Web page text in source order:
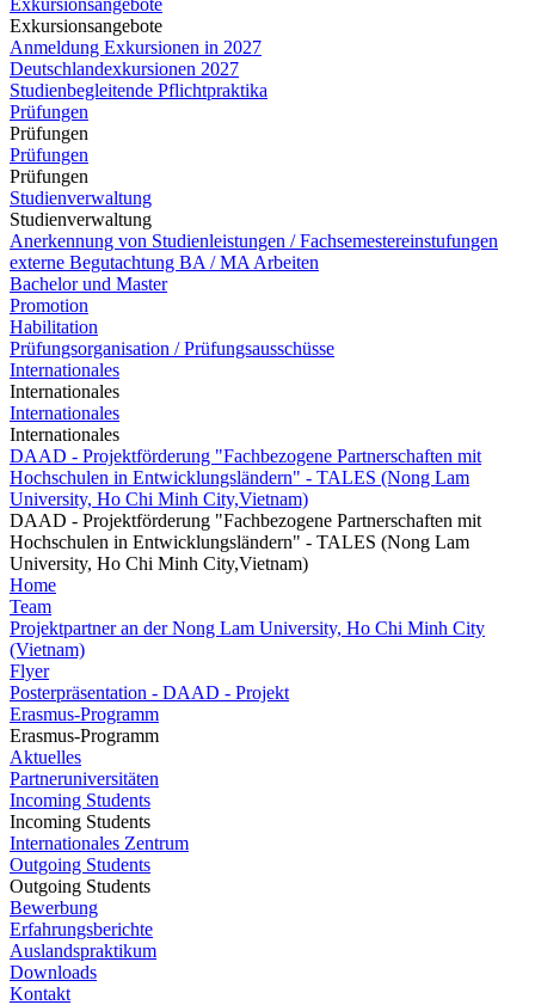
Exkursionsangebote
Exkursionsangebote
Anmeldung Exkursionen in 2027
Deutschlandexkursionen 2027
Studienbegleitende Pflichtpraktika
Prüfungen
Prüfungen
Prüfungen
Prüfungen
Studienverwaltung
Studienverwaltung
Anerkennung von Studienleistungen / Fachsemestereinstufungen
externe Begutachtung BA / MA Arbeiten
Bachelor und Master
Promotion
Habilitation
Prüfungsorganisation / Prüfungsausschüsse
Internationales
Internationales
Internationales
Internationales
DAAD - Projektförderung "Fachbezogene Partnerschaften mit
Hochschulen in Entwicklungsländern" - TALES (Nong Lam
University, Ho Chi Minh City,Vietnam)
DAAD - Projektförderung "Fachbezogene Partnerschaften mit
Hochschulen in Entwicklungsländern" - TALES (Nong Lam
University, Ho Chi Minh City,Vietnam)
Home
Team
Projektpartner an der Nong Lam University, Ho Chi Minh City
(Vietnam)
Flyer
Posterpräsentation - DAAD - Projekt
Erasmus-Programm
Erasmus-Programm
Aktuelles
Partneruniversitäten
Incoming Students
Incoming Students
Internationales Zentrum
Outgoing Students
Outgoing Students
Bewerbung
Erfahrungsberichte
Auslandspraktikum
Downloads
Kontakt